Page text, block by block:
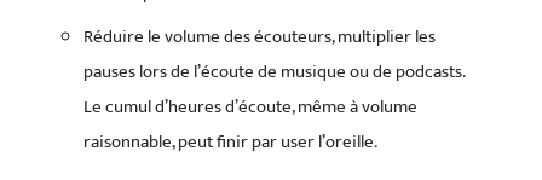
Réduire le volume des écouteurs, multiplier les
pauses lors de l’écoute de musique ou de podcasts.
Le cumul d’heures d’écoute, même à volume
raisonnable, peut finir par user l’oreille.